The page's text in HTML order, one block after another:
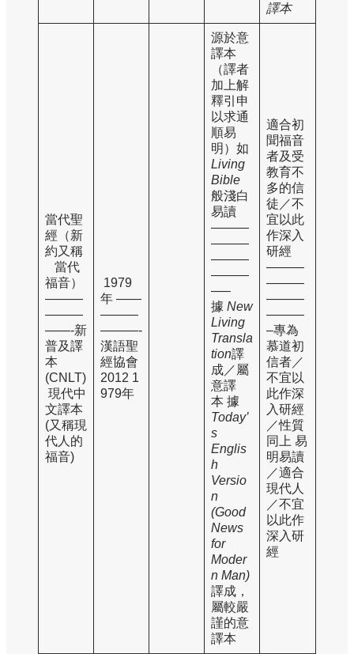
譯本
當代聖
經（新
約又稱
當代
福音）
———
———
——-新
普及譯
本
(CNLT)
現代中
文譯本
(又稱現
代人的
福音)
1979
年 ——
———
———-
漢語聖
經協會
2012 1
979年
源於意
譯本
（譯者
加上解
釋引申
以求通
順易
明）如
Living
Bible
般淺白
易讀
———
———
———
———
—–
據 New
Living
Transla
tion譯
成／屬
意譯
本 據
Today’
s
Englis
h
Versio
n
(Good
News
for
Moder
n Man)
譯成，
屬較嚴
謹的意
譯本
適合初
聞福音
者及受
教育不
多的信
徒／不
宜以此
作深入
研經
———
———
———
———
–專為
慕道初
信者／
不宜以
此作深
入研經
／性質
同上 易
明易讀
／適合
現代人
／不宜
以此作
深入研
經